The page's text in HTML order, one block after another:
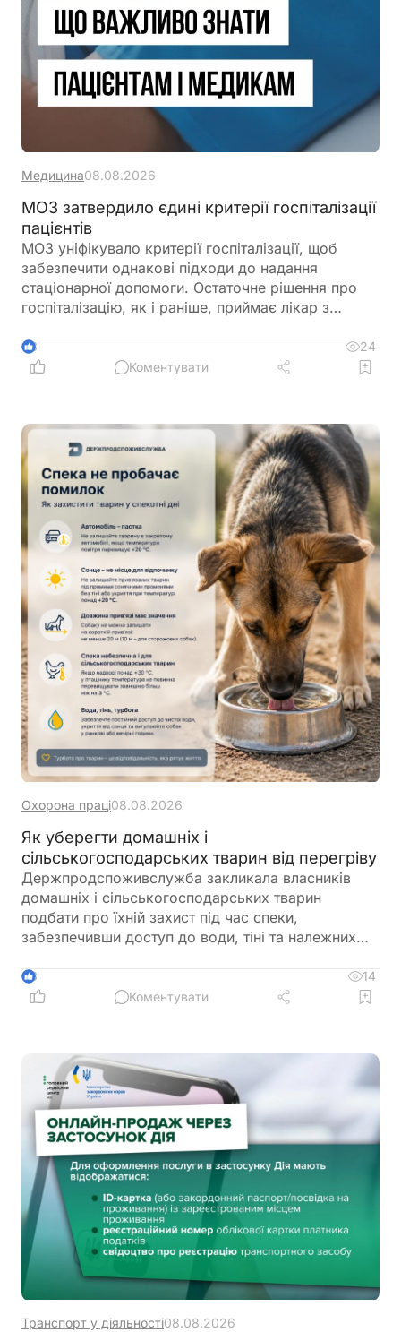
Медицина08.08.2026
МОЗ затвердило єдині критерії госпіталізації
пацієнтів
МОЗ уніфікувало критерії госпіталізації, щоб
забезпечити однакові підходи до надання
стаціонарної допомоги. Остаточне рішення про
госпіталізацію, як і раніше, приймає лікар з
3
24
Коментувати
Охорона праці08.08.2026
Як уберегти домашніх і
сільськогосподарських тварин від перегріву
Держпродспоживслужба закликала власників
домашніх і сільськогосподарських тварин
подбати про їхній захист під час спеки,
забезпечивши доступ до води, тіні та належних
заборону залишати тварин у зачинених
автомобілях або на прив’язі під прямим сонячним
3
14
Коментувати
Транспорт у діяльності08.08.2026